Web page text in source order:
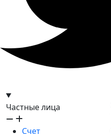
Частные лица
Счет